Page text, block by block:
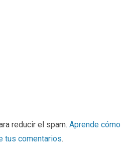
reducir el spam. Aprende cómo
tus comentarios.